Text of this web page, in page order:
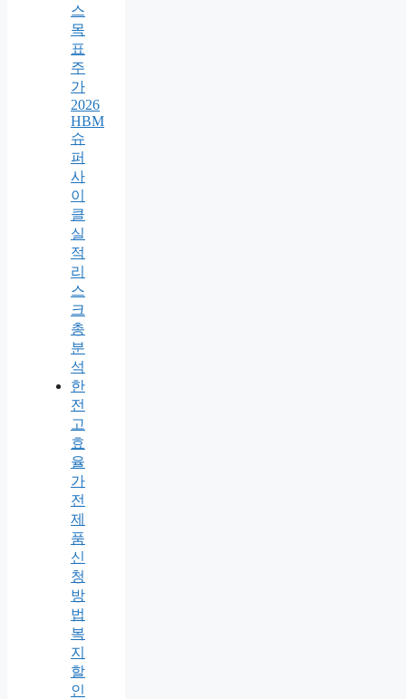
스
목
표
주
가
2026
HBM
슈
퍼
사
이
클
실
적
리
스
크
총
분
석
한
전
고
효
율
가
전
제
품
신
청
방
법
복
지
할
인